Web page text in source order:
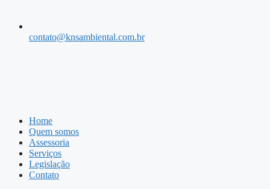
contato@knsambiental.com.br
Home
Quem somos
Assessoria
Serviços
Legislação
Contato